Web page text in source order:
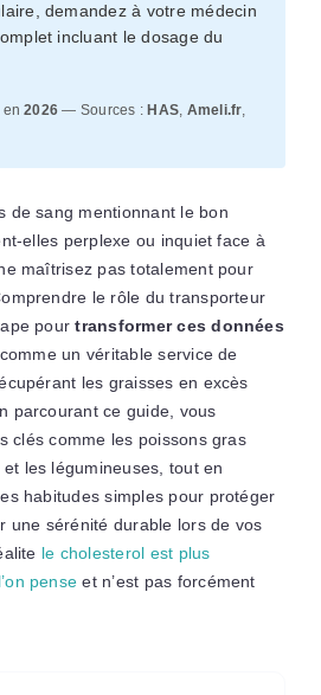
demandez à votre médecin
incluant le dosage du
en2026 — Sources : HAS, Ameli.fr,
de sang mentionnant le bon
elles perplexe ou inquiet face à
maîtrisez pas totalement pour
le rôle du transporteur
pourtransformer ces données
un véritable service de
les graisses en excès
parcourant ce guide, vous
clés comme les poissons gras
les légumineuses, tout en
habitudes simples pour protéger
sérénité durable lors de vos
le cholesterol est plus
pense et n’est pas forcément